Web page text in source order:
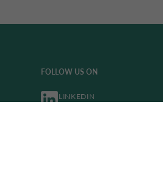
FOLLOW US ON
LINKEDIN